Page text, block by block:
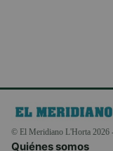
© El Meridiano L'Horta 2026
Quiénes somos